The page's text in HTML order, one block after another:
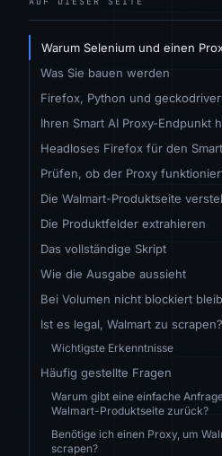
Warum Selenium und einen
Was Sie bauen werden
Firefox, Python und
Ihren Smart AI Proxy-Endpunkt
Headloses Firefox für den
Prüfen, ob der Proxy
Die Walmart-Produktseite
Die Produktfelder extrahieren
Das vollständige Skript
Wie die Ausgabe aussieht
Bei Volumen nicht blockiert
Ist es legal, Walmart zu scrapen?
Wichtigste Erkenntnisse
Häufig gestellte Fragen
Warum gibt eine einfache
Walmart-Produktseite zurück?
Benötige ich einen Proxy, um
scrapen?